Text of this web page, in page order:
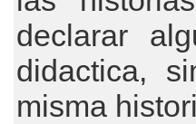
declarar
didactica,
misma